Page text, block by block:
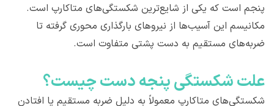
پنجم است که یکی از شایع‌ترین شکستگی‌های متاکارپ است.
مکانیسم این آسیب‌ها از نیروهای بارگذاری محوری گرفته تا
ضربه‌های مستقیم به دست پشتی متفاوت است.
علت شکستگی پنجه دست چیست؟
شکستگی‌های متاکارپ معمولاً به دلیل ضربه مستقیم یا افتادن